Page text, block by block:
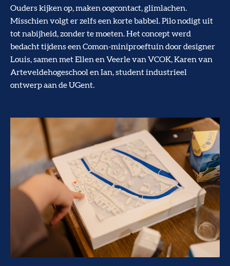
Ouders kijken op, maken oogcontact, glimlachen.
Misschien volgt er zelfs een korte babbel. Pilo nodigt uit
tot nabijheid, zonder te moeten. Het concept werd
bedacht tijdens een Comon-miniproeftuin door designer
Louis, samen met Ellen en Veerle van VCOK, Karen van
Arteveldehogeschool en Ian, student industrieel
ontwerp aan de UGent.